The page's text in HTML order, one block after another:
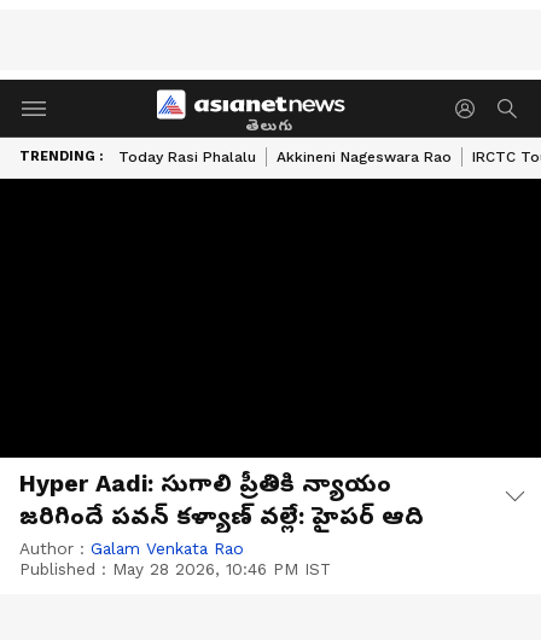
తెలుగు
TRENDING : Today Rasi Phalalu Akkineni Nageswara Rao IRCTC
Hyper Aadi: సుగాలి ప్రీతికి న్యాయం
జరిగిందే పవన్ కళ్యాణ్ వల్లే: హైపర్ ఆది
Author : Galam Venkata Rao
Published : May 28 2026, 10:46 PM IST